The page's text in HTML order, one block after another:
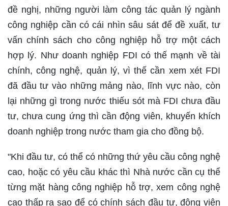
đề nghị, những người làm công tác quản lý ngành
công nghiệp cần có cái nhìn sâu sát để đề xuất, tư
vấn chính sách cho công nghiệp hỗ trợ một cách
hợp lý. Như doanh nghiệp FDI có thế mạnh về tài
chính, công nghệ, quản lý, vì thế cần xem xét FDI
đã đầu tư vào những mảng nào, lĩnh vực nào, còn
lại những gì trong nước thiếu sót mà FDI chưa đầu
tư, chưa cung ứng thì cần động viên, khuyến khích
doanh nghiệp trong nước tham gia cho đồng bộ.
"Khi đầu tư, có thể có những thứ yêu cầu công nghệ
cao, hoặc có yêu cầu khác thì Nhà nước cần cụ thể
từng mặt hàng công nghiệp hỗ trợ, xem công nghệ
cao thấp ra sao để có chính sách đầu tư, động viên